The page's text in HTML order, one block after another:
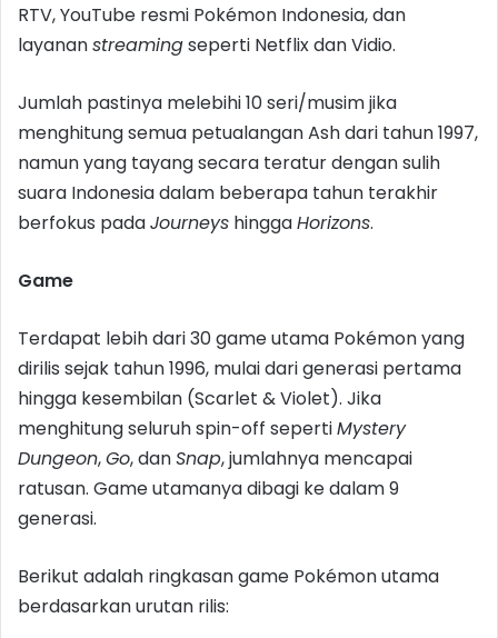
RTV, YouTube resmi Pokémon Indonesia, dan
layananstreamingseperti Netflix dan Vidio.
Jumlah pastinya melebihi 10 seri/musim jika
menghitung semua petualangan Ash dari tahun 1997,
namun yang tayang secara teratur dengan sulih
suara Indonesia dalam beberapa tahun terakhir
berfokus padaJourneys hinggaHorizons.
Game
Terdapat lebih dari 30 game utama Pokémon yang
dirilis sejak tahun 1996, mulai dari generasi pertama
hingga kesembilan (Scarlet & Violet). Jika
menghitung seluruh spin-off sepertiMystery
Dungeon,Go, danSnap, jumlahnya mencapai
ratusan. Game utamanya dibagi ke dalam 9
generasi.
Berikut adalah ringkasan game Pokémon utama
berdasarkan urutan rilis: